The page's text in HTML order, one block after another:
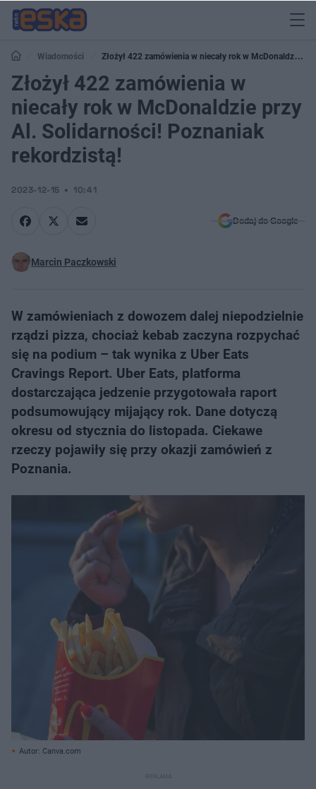
Wiadomości
Złożył 422 zamówienia w niecały rok w McDonaldzie
przy Al. Solidarności! Poznaniak rekordzistą!
Złożył 422 zamówienia w
niecały rok w McDonaldzie przy
Al. Solidarności! Poznaniak
rekordzistą!
2023-12-15 10:41
Dodaj do Google
Marcin Paczkowski
W zamówieniach z dowozem dalej niepodzielnie
rządzi pizza, chociaż kebab zaczyna rozpychać
się na podium – tak wynika z Uber Eats
Cravings Report. Uber Eats, platforma
dostarczająca jedzenie przygotowała raport
podsumowujący mijający rok. Dane dotyczą
okresu od stycznia do listopada. Ciekawe
rzeczy pojawiły się przy okazji zamówień z
Poznania.
Autor: Canva.com